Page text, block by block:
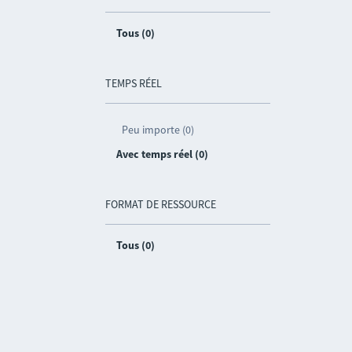
Tous (0)
TEMPS RÉEL
Peu importe (0)
Avec temps réel (0)
FORMAT DE RESSOURCE
Tous (0)